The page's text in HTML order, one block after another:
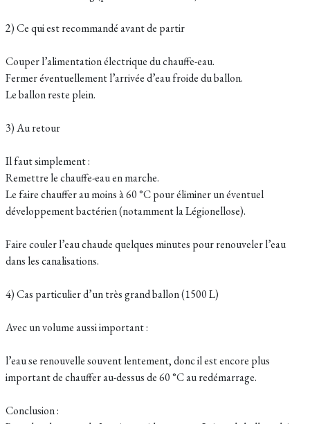
2) Ce qui est recommandé avant de partir
Couper l’alimentation électrique du chauffe-eau.
Fermer éventuellement l’arrivée d’eau froide du ballon.
Le ballon reste plein.
3) Au retour
Il faut simplement :
Remettre le chauffe-eau en marche.
Le faire chauffer au moins à 60 °C pour éliminer un éventuel
développement bactérien (notamment la Légionellose).
Faire couler l’eau chaude quelques minutes pour renouveler l’eau
dans les canalisations.
4) Cas particulier d’un très grand ballon (1500 L)
Avec un volume aussi important :
l’eau se renouvelle souvent lentement, donc il est encore plus
important de chauffer au-dessus de 60 °C au redémarrage.
Conclusion :